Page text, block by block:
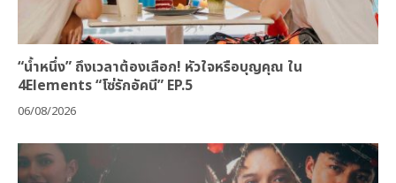
“น้ำหนึ่ง” ถึงเวลาต้องเลือก! หัวใจหรือบุญคุณ ใน
4Elements “โซ่รักอัคนี” EP.5
06/08/2026